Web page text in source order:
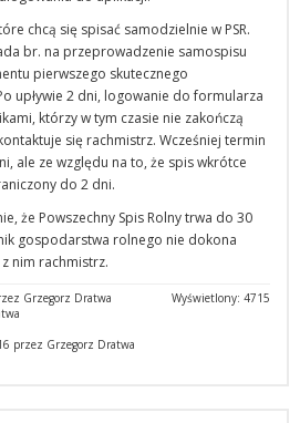
chcą się spisać samodzielnie w PSR.
br. na przeprowadzenie samospisu
pierwszego skutecznego
upływie 2 dni, logowanie do formularza
którzy w tym czasie nie zakończą
się rachmistrz. Wcześniej termin
ale ze względu na to, że spis wkrótce
do 2 dni.
że Powszechny Spis Rolny trwa do 30
gospodarstwa rolnego nie dokona
nim rachmistrz.
Wyświetlony: 4715
Grzegorz Dratwa
przez Grzegorz Dratwa